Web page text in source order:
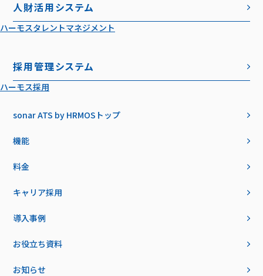
人財活用システム
ハーモスタレントマネジメント
採用管理システム
ハーモス採用
sonar ATS by HRMOS トップ
機能
料金
キャリア採用
導入事例
お役立ち資料
お知らせ